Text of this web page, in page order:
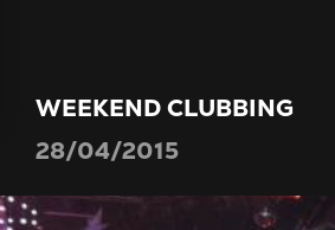
WEEKEND CLUBBING
28/04/2015